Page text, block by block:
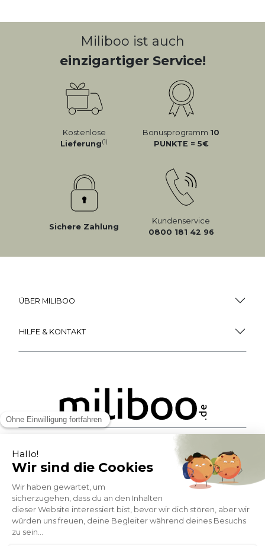
Miliboo ist auch
einzigartiger Service!
Kostenlose
Lieferung(1)
Bonusprogramm 10
PUNKTE = 5
Sichere Zahlung
Kundenservice
0800 181 42 96
ÜBER MILIBOO
HILFE & KONTAKT
ZAHLUNGSMÖGLICHKEITEN